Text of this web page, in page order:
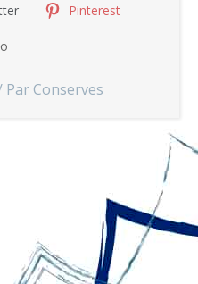
Pinterest
Par Conserves